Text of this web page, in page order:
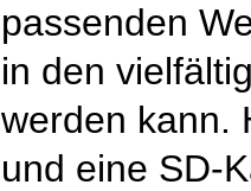
passenden
in den
werden kann.
und eine SD-